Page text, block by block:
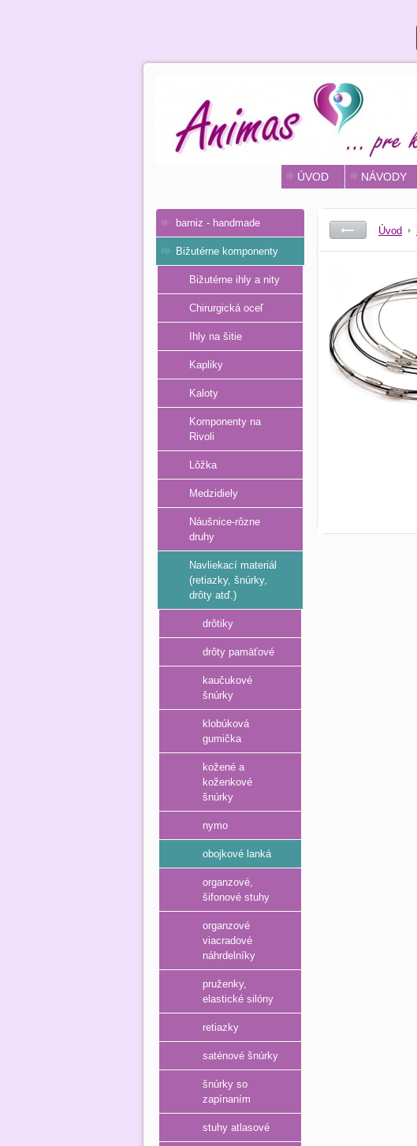
ÚVOD NÁVODY
Úvod
barniz - handmade
Bižutérne komponenty
Bižutérne ihly a nity
Chirurgická oceľ
Ihly na šitie
Kapliky
Kaloty
Komponenty na
Rivoli
Lôžka
Medzidiely
Náušnice-rôzne
druhy
Navliekací materiál
(retiazky, šnúrky,
drôty atď.)
drôtiky
drôty pamäťové
kaučukové
šnúrky
klobúková
gumička
kožené a
koženkové
šnúrky
nymo
obojkové lanká
organzové,
šifonové stuhy
organzové
viacradové
náhrdelníky
pruženky,
elastické silóny
retiazky
saténové šnúrky
šnúrky so
zapínaním
stuhy atlasové